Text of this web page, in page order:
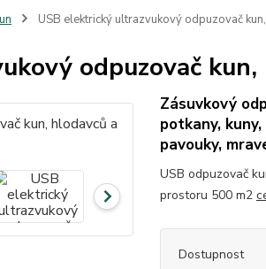
USB elektrický ultrazvukový odpuzovač
odpuzovač
Zásuvkový
potkany,
pavouky,
USB odpuzovač
prostoru 500 m2
Dostupnost